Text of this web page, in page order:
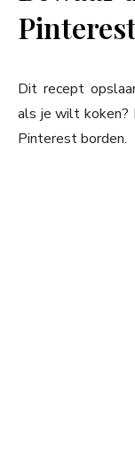
Dit recept
als je wilt koken?
Pinterest borden.